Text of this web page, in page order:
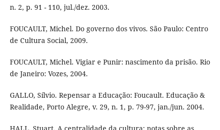
n. 2, p. 91 - 110, jul./dez. 2003.
FOUCAULT, Michel. Do governo dos vivos. São Paulo: Centro
de Cultura Social, 2009.
FOUCAULT, Michel. Vigiar e Punir: nascimento da prisão. Rio
de Janeiro: Vozes, 2004.
GALLO, Sílvio. Repensar a Educação: Foucault. Educação &
Realidade, Porto Alegre, v. 29, n. 1, p. 79-97, jan./jun. 2004.